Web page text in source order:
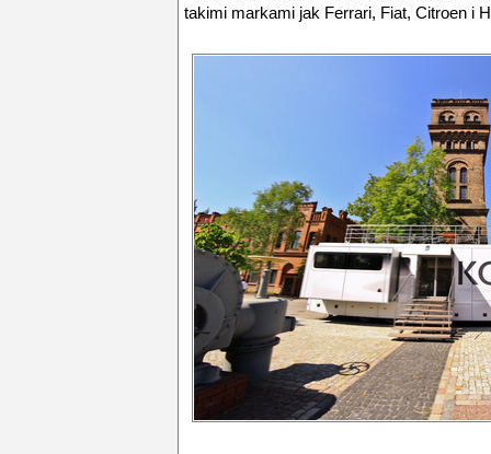
takimi markami jak Ferrari, Fiat, Citroen i